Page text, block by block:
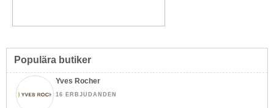
Populära butiker
Yves Rocher
16 ERBJUDANDEN